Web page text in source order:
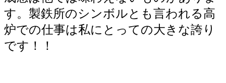
す。製鉄所のシンボルとも言われる高
炉での仕事は私にとっての大きな誇り
です！！